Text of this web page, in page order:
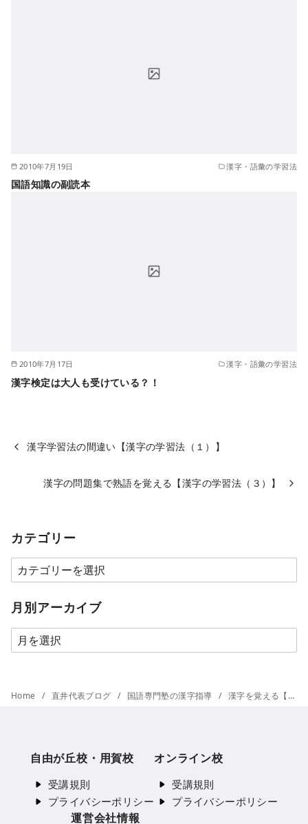
2010年7月19日 漢字・語彙の学習法
国語知識の副読本
2010年7月17日 漢字・語彙の学習法
漢字検定は大人も受けている？！
漢字学習法の間違い【漢字の学習法（１）】
漢字の問題集で熟語を覚える【漢字の学習法（３）】
カテゴリー
カ
テ
ゴ
ー
月別アーカイブ
月
別
ー
Home 直井代表ブログ 国語専門塾の漢字指導 漢字を覚える【漢字の学習法（２）】
自由が丘校・用賀校
受講規則
プライバシーポリシー
オンライン校
受講規則
プライバシーポリシー
運営会社情報